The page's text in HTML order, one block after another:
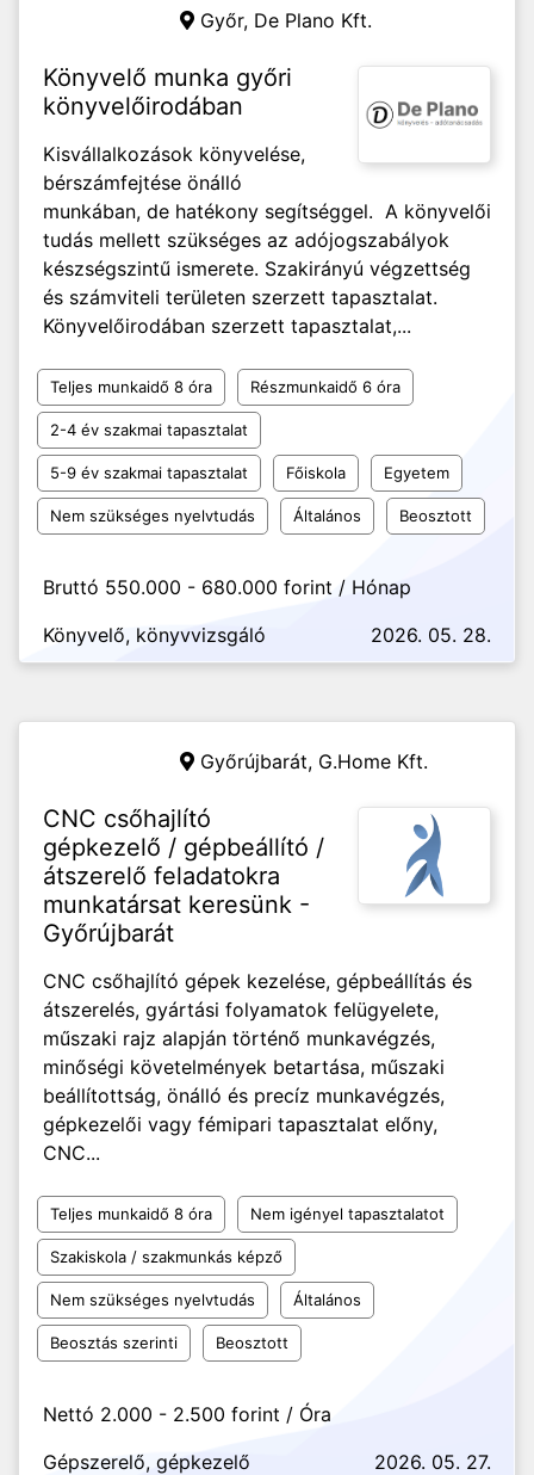
Győr, De Plano Kft.
Könyvelő munka győri
könyvelőirodában
Kisvállalkozások könyvelése,
bérszámfejtése önálló
munkában, de hatékony segítséggel. A könyvelői
tudás mellett szükséges az adójogszabályok
készségszintű ismerete. Szakirányú végzettség
és számviteli területen szerzett tapasztalat.
Könyvelőirodában szerzett tapasztalat,...
Teljes munkaidő 8 óra Részmunkaidő 6 óra
2-4 év szakmai tapasztalat
5-9 év szakmai tapasztalat Főiskola Egyetem
Nem szükséges nyelvtudás Általános Beosztott
Bruttó 550.000 - 680.000 forint / Hónap
Könyvelő, könyvvizsgáló
2026. 05. 28.
Győrújbarát, G.Home Kft.
CNC csőhajlító
gépkezelő / gépbeállító /
átszerelő feladatokra
munkatársat keresünk -
Győrújbarát
CNC csőhajlító gépek kezelése, gépbeállítás és
átszerelés, gyártási folyamatok felügyelete,
műszaki rajz alapján történő munkavégzés,
minőségi követelmények betartása, műszaki
beállítottság, önálló és precíz munkavégzés,
gépkezelői vagy fémipari tapasztalat előny,
CNC...
Teljes munkaidő 8 óra Nem igényel tapasztalatot
Szakiskola / szakmunkás képző
Nem szükséges nyelvtudás Általános
Beosztás szerinti Beosztott
Nettó 2.000 - 2.500 forint / Óra
Gépszerelő, gépkezelő
2026. 05. 27.